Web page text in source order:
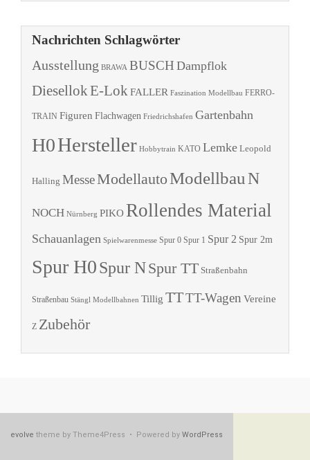
Nachrichten Schlagwörter
Ausstellung BRAWA BUSCH Dampflok
DiesellokE-LokFALLER Faszination Modellbau FERRO-
TRAIN Figuren Flachwagen Friedrichshafen Gartenbahn
H0Hersteller Hobbytrain KATO Lemke Leopold
Halling MesseModellautoModellbauN
NOCH Nürnberg PIKO Rollendes Material
Schauanlagen Spielwarenmesse Spur 0 Spur 1 Spur 2 Spur 2m
Spur H0Spur NSpur TT Straßenbahn
Straßenbau Stängl Modellbahnen Tillig TTTT-Wagen Vereine
Z Zubehör
evolve theme by Theme4Press • Powered by WordPress